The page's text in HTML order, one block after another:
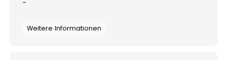
-
Weitere Informationen